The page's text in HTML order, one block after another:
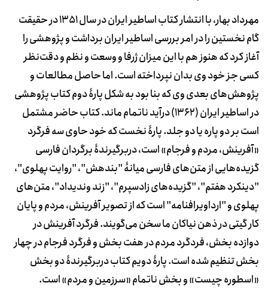
مهرداد بهار، با انتشار کتاب اساطیر ایران در سال 1351 در حقیقت
گام نخستین را در امر بررسی اساطیر ایران برداشت و پژوهشی را
آغاز کرد که هنوز هم با این میزان ژرفا و وسعت و نظم و دقت‌نظر
کسی جز خود وی بدان نپرداخته است. اما حاصل مطالعات و
پژوهش‌های بعدی وی که بنا بود به شکل پارۀ دوم کتاب پژوهشی
در اساطیر ایران (1362) درآید ناتمام ماند. کتاب حاضر مشتمل
است بر دو پاره یا دو جلد. پارۀ نخست که خود حاوی سه فرگرد
«آفرینش، مردم و فرجام» است، دربرگیرندۀ برگردان فارسی
گزیده‌هایی از متن‌های فارسی میانۀ "بندهش"، "روایت پهلوی"،
"دینکرد هفتم"، "گزیده‌های زادسپرم"، "زند وندیداد"، متن‌های
پهلوی و "ارداویرافنامه" است که از تصویر آفرینش، مردم و پایان
کار گیتی در ذهن نیاکان ما سخن می‌گویند. فرگرد آفرینش در
دوازده بخش، فردگرد مردم در هفت بخش و فرگرد فرجام در چهار
بخش تنظیم شده است. پارۀ دویم کتاب دربرگیرندۀ دو بخش
«اسطوره چیست» و بخش ناتمام «سرزمین و مردم» است.